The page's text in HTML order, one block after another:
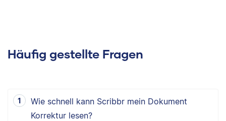
Häufig gestellte Fragen
Wie schnell kann Scribbr mein Dokument
Korrektur lesen?